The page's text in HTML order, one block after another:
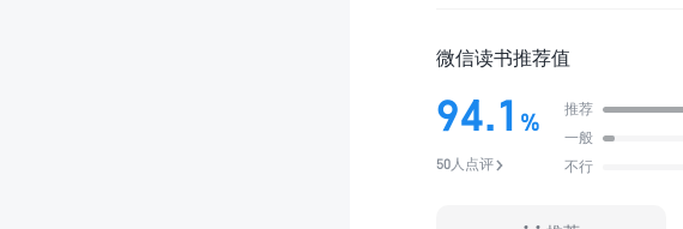
微信读书推荐值
94.1 %
50人点评
推荐
一般
不行